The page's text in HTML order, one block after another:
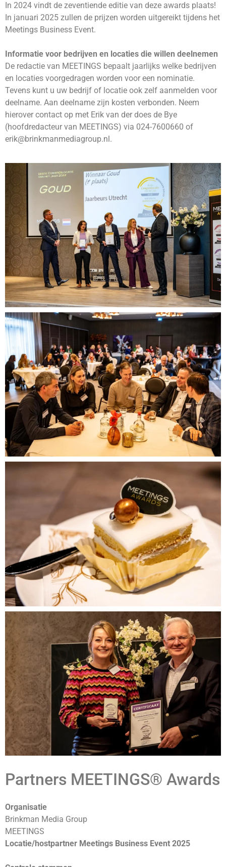
In 2024 vindt de zeventiende editie van deze awards plaats!
In januari 2025 zullen de prijzen worden uitgereikt tijdens het
Meetings Business Event.
Informatie voor bedrijven en locaties die willen deelnemen
De redactie van MEETINGS bepaalt jaarlijks welke bedrijven
en locaties voorgedragen worden voor een nominatie.
Tevens kunt u uw bedrijf of locatie ook zelf aanmelden voor
deelname. Aan deelname zijn kosten verbonden. Neem
hierover contact op met Erik van der does de Bye
(hoofdredacteur van MEETINGS) via 024-7600660 of
erik@brinkmanmediagroup.nl .
Partners MEETINGS® Awards
Organisatie
Brinkman Media Group
MEETINGS
Locatie/hostpartner Meetings Business Event 2025